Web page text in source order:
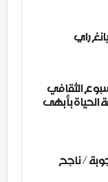
راي
الثقافي
الحياة بأبهى
/ ناجح